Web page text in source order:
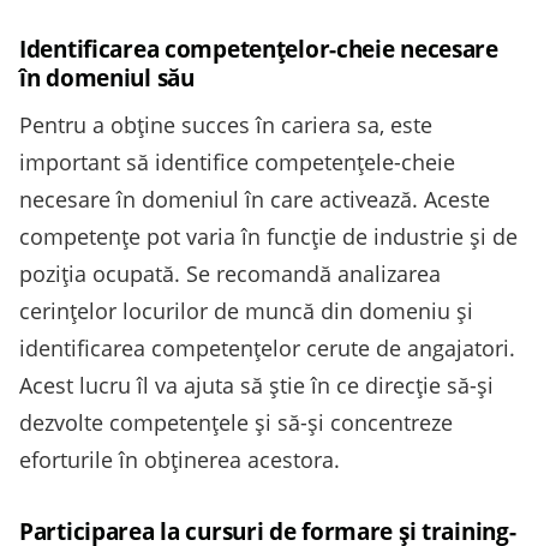
Identificarea competențelor-cheie necesare
în domeniul său
Pentru a obține succes în cariera sa, este
important să identifice competențele-cheie
necesare în domeniul în care activează. Aceste
competențe pot varia în funcție de industrie și de
poziția ocupată. Se recomandă analizarea
cerințelor locurilor de muncă din domeniu și
identificarea competențelor cerute de angajatori.
Acest lucru îl va ajuta să știe în ce direcție să-și
dezvolte competențele și să-și concentreze
eforturile în obținerea acestora.
Participarea la cursuri de formare și training-